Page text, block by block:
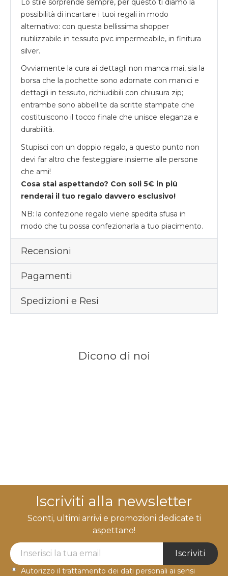
Lo stile sorprende sempre, per questo ti diamo la
possibilità di incartare i tuoi regali in modo
alternativo: con questa bellissima shopper
riutilizzabile in tessuto pvc impermeabile, in finitura
silver.
Ovviamente la cura ai dettagli non manca mai, sia la
borsa che la pochette sono adornate con manici e
dettagli in tessuto, richiudibili con chiusura zip;
entrambe sono abbellite da scritte stampate che
costituiscono il tocco finale che unisce eleganza e
durabilità.
Stupisci con un doppio regalo, a questo punto non
devi far altro che festeggiare insieme alle persone
che ami!
Cosa stai aspettando? Con soli 5€ in più
renderai il tuo regalo davvero esclusivo!
NB: la confezione regalo viene spedita sfusa in
modo che tu possa confezionarla a tuo piacimento.
Recensioni
Pagamenti
Spedizioni e Resi
Dicono di noi
Iscriviti alla newsletter
Sconti, ultimi arrivi e promozioni dedicate ti
aspettano!
Newsletter Label
Iscriviti
Autorizzo il trattamento dei dati personali ai sensi